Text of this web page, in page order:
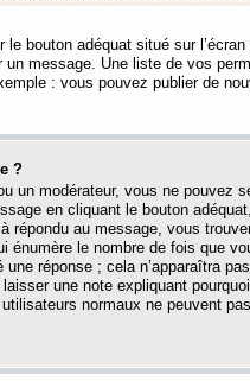
bouton adéquat situé sur
message. Une liste de vos
: vous pouvez publier de
?
un modérateur, vous ne pouvez
en cliquant le bouton
répondu au message, vous
le nombre de fois que
une réponse ; cela n’apparaîtra
une note expliquant
normaux ne peuvent